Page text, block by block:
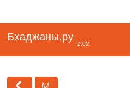
Бхаджаны.ру
2.02